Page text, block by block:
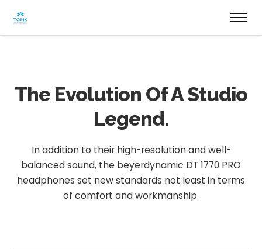
The Evolution Of A Studio
Legend.
In addition to their high-resolution and well-
balanced sound, the beyerdynamic DT 1770 PRO
headphones set new standards not least in terms
of comfort and workmanship.